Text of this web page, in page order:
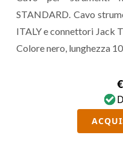
STANDARD. Cavo
ITALY e connettori Jack
Colore nero, lunghezza